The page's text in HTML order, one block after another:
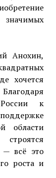
Анохин,
хочется
к
области
— всё это
роста и